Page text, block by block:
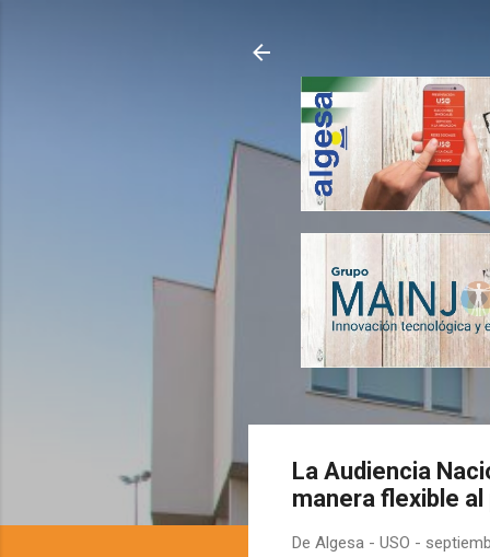
La Audiencia
manera flexible
De Algesa - USO -